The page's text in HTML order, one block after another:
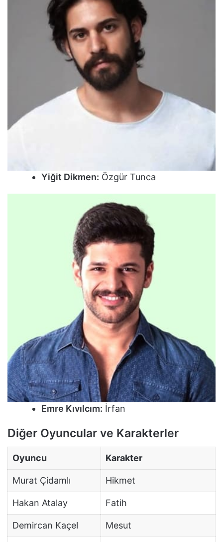
Yiğit Dikmen: Özgür Tunca
Emre Kıvılcım: İrfan
Diğer Oyuncular ve Karakterler
Oyuncu Karakter
Murat Çidamlı Hikmet
Hakan Atalay Fatih
Demircan Kaçel Mesut